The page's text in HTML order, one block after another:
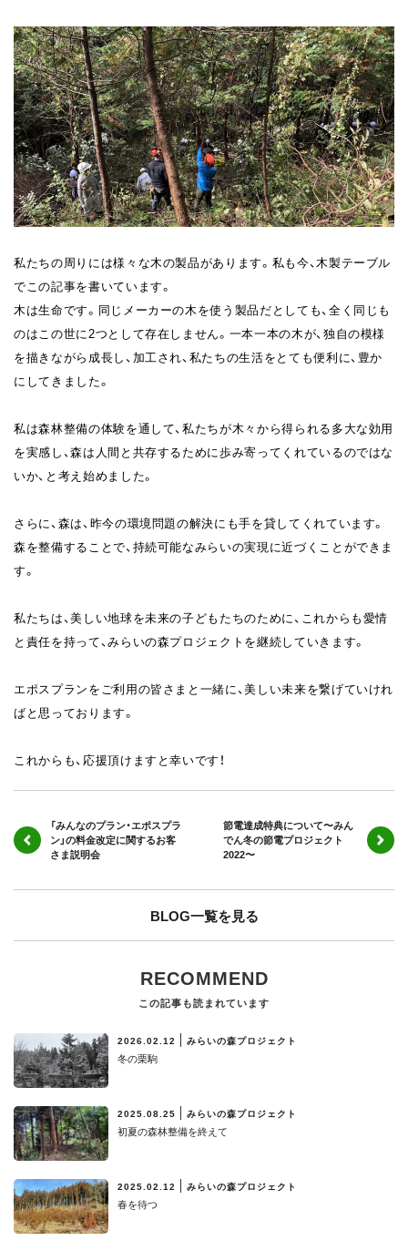
私たちの周りには様々な木の製品があります。私も今、木製テーブル
でこの記事を書いています。
木は生命です。同じメーカーの木を使う製品だとしても、全く同じも
のはこの世に2つとして存在しません。一本一本の木が、独自の模様
を描きながら成長し、加工され、私たちの生活をとても便利に、豊か
にしてきました。
私は森林整備の体験を通して、私たちが木々から得られる多大な効用
を実感し、森は人間と共存するために歩み寄ってくれているのではな
いか、と考え始めました。
さらに、森は、昨今の環境問題の解決にも手を貸してくれています。
森を整備することで、持続可能なみらいの実現に近づくことができま
す。
私たちは、美しい地球を未来の子どもたちのために、これからも愛情
と責任を持って、みらいの森プロジェクトを継続していきます。
エポスプランをご利用の皆さまと一緒に、美しい未来を繋げていけれ
ばと思っております。
これからも、応援頂けますと幸いです！
「みんなのプラン・エポスプラ
ン」の料金改定に関するお客
さま説明会
節電達成特典について〜みん
でん冬の節電プロジェクト
2022〜
BLOG一覧を見る
RECOMMEND
この記事も読まれています
2026.02.12 みらいの森プロジェクト
冬の栗駒
2025.08.25 みらいの森プロジェクト
初夏の森林整備を終えて
2025.02.12 みらいの森プロジェクト
春を待つ